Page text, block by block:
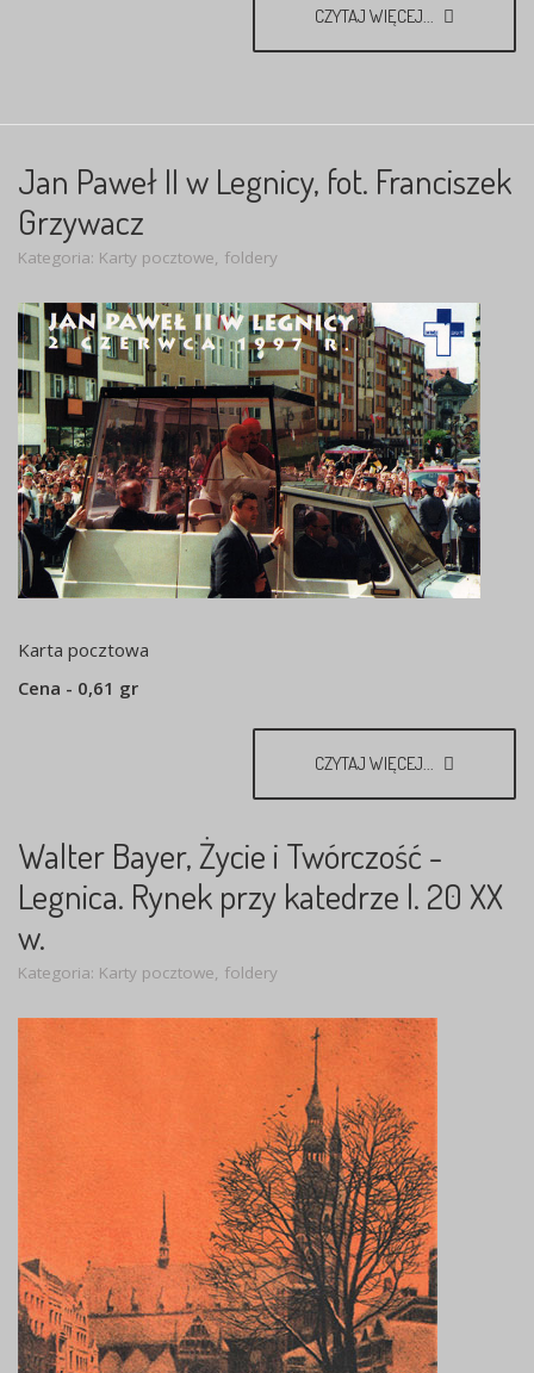
CZYTAJ WIĘCEJ...
Jan Paweł II w Legnicy, fot. Franciszek
Grzywacz
Kategoria: Karty pocztowe, foldery
Karta pocztowa
Cena - 0,61 gr
CZYTAJ WIĘCEJ...
Walter Bayer, Życie i Twórczość -
Legnica. Rynek przy katedrze l. 20 XX
w.
Kategoria: Karty pocztowe, foldery